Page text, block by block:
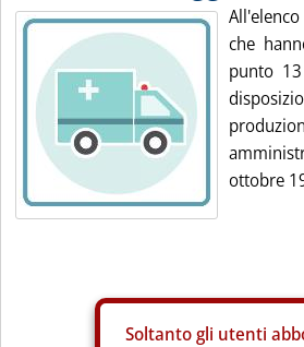
che
punto
ottobre
Soltanto gli utenti